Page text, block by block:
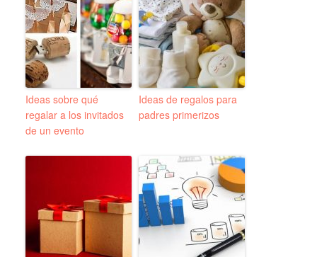
Ideas sobre qué
regalar a los invitados
de un evento
Ideas de regalos para
padres primerizos